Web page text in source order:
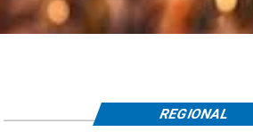
REGIONAL